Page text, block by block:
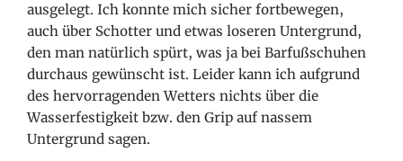
ausgelegt. Ich konnte mich sicher fortbewegen,
auch über Schotter und etwas loseren Untergrund,
den man natürlich spürt, was ja bei Barfußschuhen
durchaus gewünscht ist. Leider kann ich aufgrund
des hervorragenden Wetters nichts über die
Wasserfestigkeit bzw. den Grip auf nassem
Untergrund sagen.